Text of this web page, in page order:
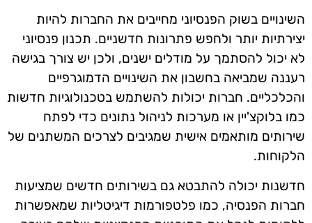
השינויים בשוק הפנסיוני מחייבים את החברות להיות
יצירתיות יותר ולחפש פתרונות חדשניים. תכנון פנסיוני
לא יכול להסתמך על מודלים ישנים, ולכן יש צורך בגישה
רעננה שמביאה בחשבון את השינויים הדמוגרפיים
והכלכליים. חברות יכולות להשתמש בטכנולוגיות חדשות
כמו בלוקצ'יין או מערכות לניהול נתונים כדי לפתח
שירותים מותאמים אישית שמגיבים לצרכים המשתנים של
הלקוחות.
חדשנות יכולה להתבטא גם בשירותים חדשים שמציעות
חברות הפנסיה, כמו פלטפורמות דיגיטליות שמאפשרות